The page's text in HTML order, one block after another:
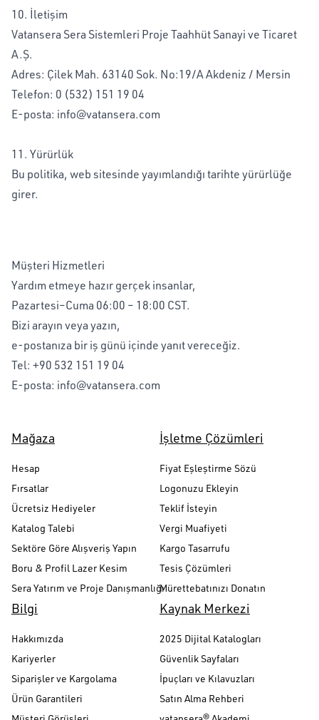
10. İletişim
Vatansera Sera Sistemleri Proje Taahhüt Sanayi ve Ticaret
A.Ş.
Adres: Çilek Mah. 63140 Sok. No:19/A Akdeniz / Mersin
Telefon: 0 (532) 151 19 04
E-posta: info@vatansera.com
11. Yürürlük
Bu politika, web sitesinde yayımlandığı tarihte yürürlüğe
girer.
Müşteri Hizmetleri
Yardım etmeye hazır gerçek insanlar,
Pazartesi–Cuma 06:00 – 18:00 CST.
Bizi arayın veya yazın,
e-postanıza bir iş günü içinde yanıt vereceğiz.
Tel: +90 532 151 19 04
E-posta: info@vatansera.com
Mağaza
Hesap
Fırsatlar
Ücretsiz Hediyeler
Katalog Talebi
Sektöre Göre Alışveriş Yapın
Boru & Profil Lazer Kesim
Sera Yatırım ve Proje Danışmanlığı
İşletme Çözümleri
Fiyat Eşleştirme Sözü
Logonuzu Ekleyin
Teklif İsteyin
Vergi Muafiyeti
Kargo Tasarrufu
Tesis Çözümleri
Mürettebatınızı Donatın
Bilgi
Hakkımızda
Kariyerler
Siparişler ve Kargolama
Ürün Garantileri
Kaynak Merkezi
2025 Dijital Katalogları
Güvenlik Sayfaları
İpuçları ve Kılavuzları
Satın Alma Rehberi